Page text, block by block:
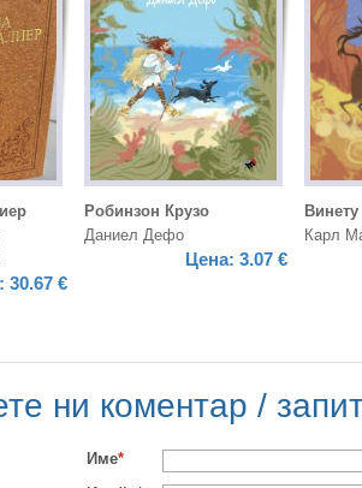
30.67 €
Робинзон Крузо
Даниел Дефо
Цена: 3.07 €
Винету
Карл
ни коментар /
Име*